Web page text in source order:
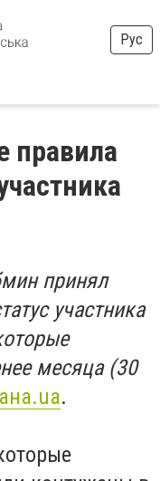
Рус
правила
принял
участника
месяца (30
.